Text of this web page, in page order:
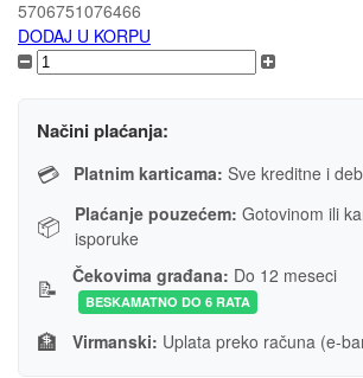
5706751076466
DODAJ U KORPU
Načini plaćanja:
💳 Platnim karticama: Sve kreditne i
📦 Plaćanje pouzećem: Gotovinom ili
isporuke
📝 Čekovima građana: Do 12 meseci
BESKAMATNO DO 6 RATA
🏦 Virmanski: Uplata preko računa (e-